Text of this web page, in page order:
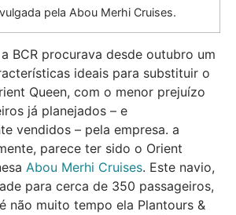
pela Abou Merhi Cruises.
BCR procurava desde outubro um
ideais para substituir o
Queen, com o menor prejuízo
já planejados – e
vendidos – pela empresa. a
parece ter sido o Orient
Abou Merhi Cruises. Este navio,
para cerca de 350 passageiros,
não muito tempo ela Plantours &